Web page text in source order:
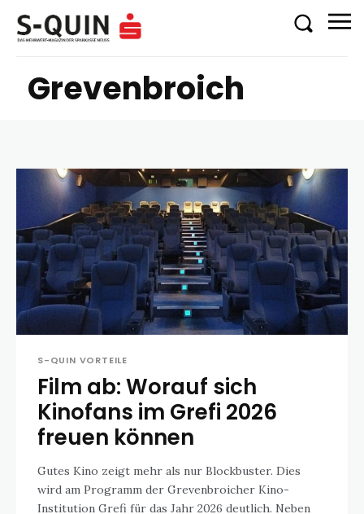
Grevenbroich
S-QUIN VORTEILE
Film ab: Worauf sich
Kinofans im Grefi 2026
freuen können
Gutes Kino zeigt mehr als nur Blockbuster. Dies
wird am Programm der Grevenbroicher Kino-
Institution Grefi für das Jahr 2026 deutlich. Neben